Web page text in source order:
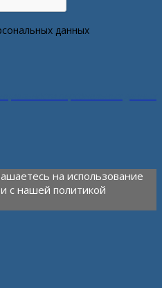
данных
на использование
с нашей политикой